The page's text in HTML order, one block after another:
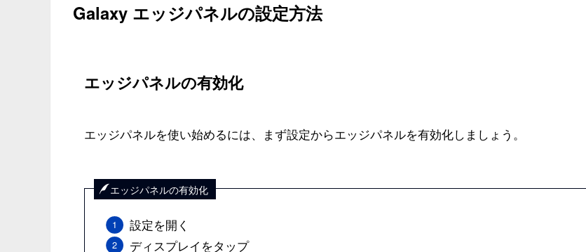
Galaxy エッジパネルの設定方法
エッジパネルの有効化
エッジパネルを使い始めるには、まず設定からエッジパネルを有効化しましょう。
エッジパネルの有効化
設定を開く
ディスプレイをタップ